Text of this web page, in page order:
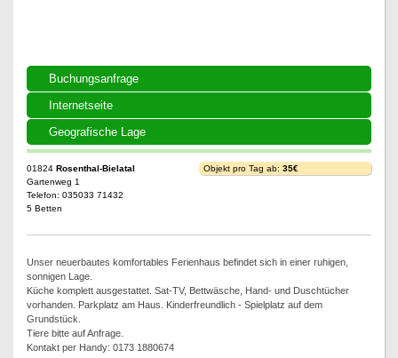
Buchungsanfrage
Internetseite
Geografische Lage
01824 Rosenthal-Bielatal
Gartenweg 1
Telefon: 035033 71432
5 Betten
Objekt pro Tag ab: 35€
Unser neuerbautes komfortables Ferienhaus befindet sich in einer ruhigen,
sonnigen Lage.
Küche komplett ausgestattet. Sat-TV, Bettwäsche, Hand- und Duschtücher
vorhanden. Parkplatz am Haus. Kinderfreundlich - Spielplatz auf dem
Grundstück.
Tiere bitte auf Anfrage.
Kontakt per Handy: 0173 1880674